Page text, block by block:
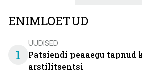
ENIMLOETUD
1
UUDISED
Patsiendi peaaegu tapnud
arstilitsentsi